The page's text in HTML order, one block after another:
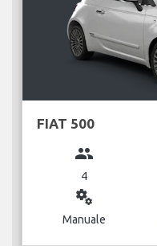
FIAT 500
group
4
miscellaneous_services
Manuale